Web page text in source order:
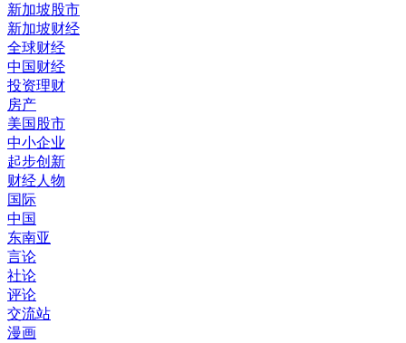
新加坡股市
新加坡财经
全球财经
中国财经
投资理财
房产
美国股市
中小企业
起步创新
财经人物
国际
中国
东南亚
言论
社论
评论
交流站
漫画